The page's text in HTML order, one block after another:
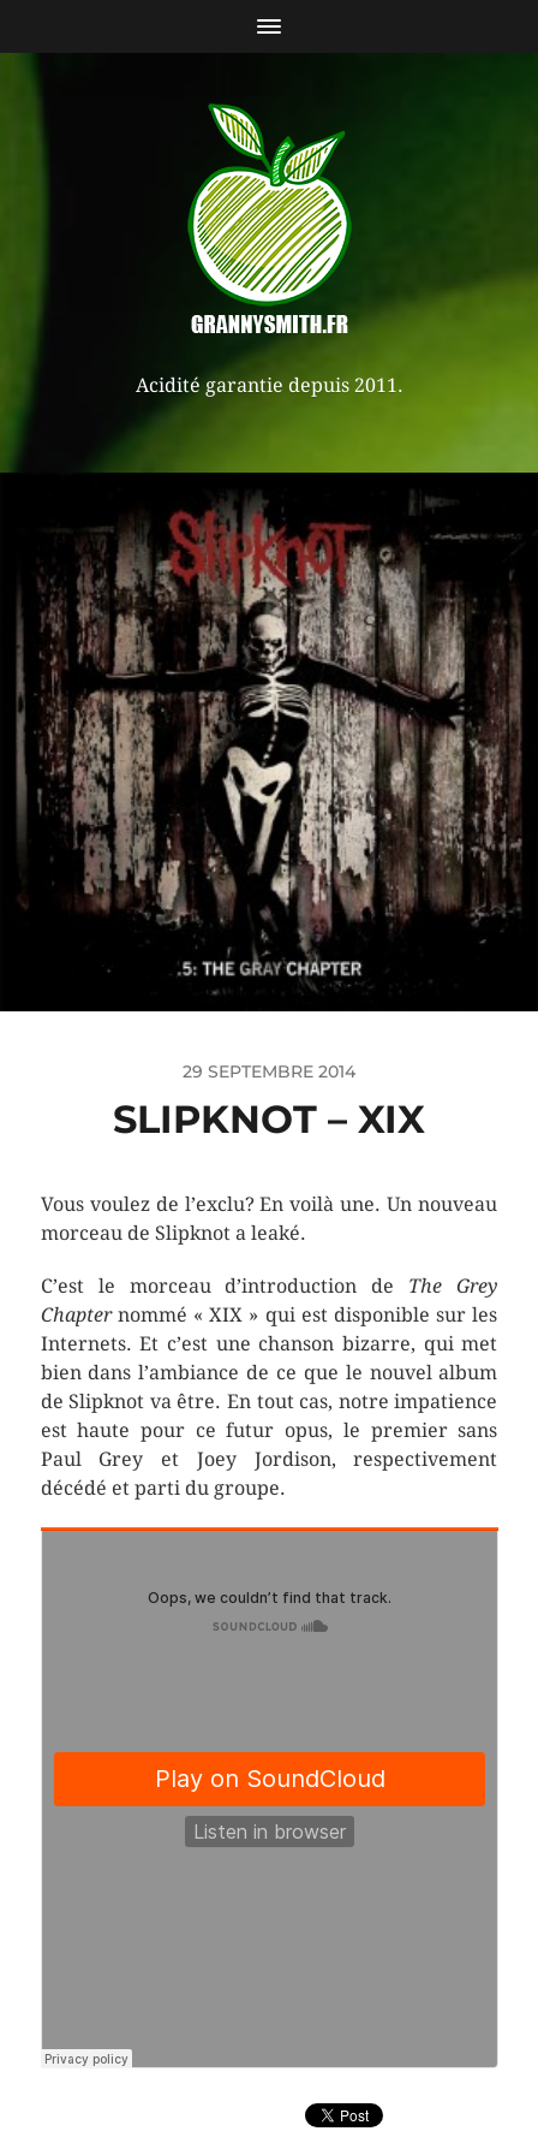
Acidité garantie depuis 2011.
29 SEPTEMBRE 2014
SLIPKNOT – XIX
Vous voulez de l’exclu? En voilà une. Un nouveau
morceau de Slipknot a leaké.
C’est le morceau d’introduction de The Grey
Chapternommé « XIX » qui est disponible sur les
Internets. Et c’est une chanson bizarre, qui met
bien dans l’ambiance de ce que le nouvel album
de Slipknot va être. En tout cas, notre impatience
est haute pour ce futur opus, le premier sans
Paul Grey et Joey Jordison, respectivement
décédé et parti du groupe.